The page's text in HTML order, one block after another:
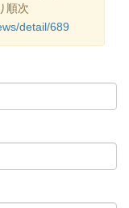
順次
detail/689